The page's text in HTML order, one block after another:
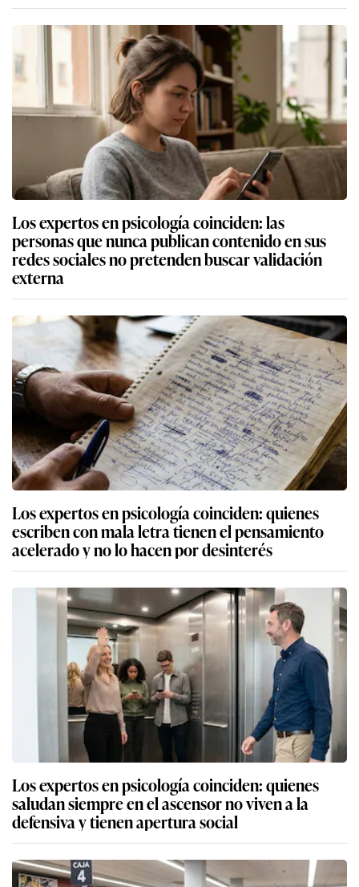
Los expertos en psicología coinciden: las
personas que nunca publican contenido en sus
redes sociales no pretenden buscar validación
externa
Los expertos en psicología coinciden: quienes
escriben con mala letra tienen el pensamiento
acelerado y no lo hacen por desinterés
Los expertos en psicología coinciden: quienes
saludan siempre en el ascensor no viven a la
defensiva y tienen apertura social